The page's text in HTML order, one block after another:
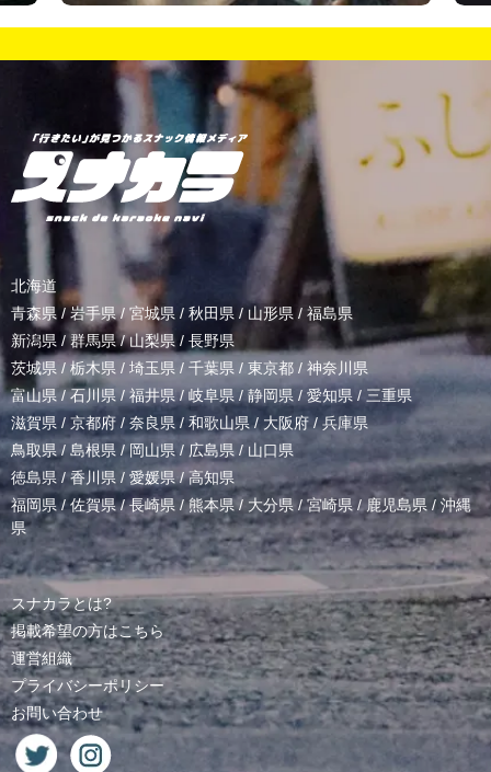
北海道
青森県 / 岩手県/ 宮城県 / 秋田県 / 山形県/ 福島県
新潟県 /群馬県/山梨県 / 長野県
茨城県 / 栃木県 / 埼玉県 / 千葉県 / 東京都 / 神奈川県
富山県 /石川県/福井県/岐阜県 / 静岡県 / 愛知県 / 三重県
滋賀県 / 京都府 / 奈良県 / 和歌山県/ 大阪府 /兵庫県
鳥取県/ 島根県 /岡山県/ 広島県 / 山口県
徳島県 /香川県 / 愛媛県/高知県
福岡県/佐賀県/長崎県 /熊本県/ 大分県/宮崎県 /鹿児島県 / 沖縄
県
スナカラとは?
掲載希望の方はこちら
運営組織
プライバシーポリシー
お問い合わせ